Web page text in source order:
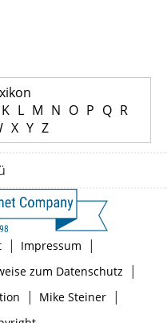
K L M N O P Q R
X Y Z
| Impressum |
zum Datenschutz |
| Mike Steiner|